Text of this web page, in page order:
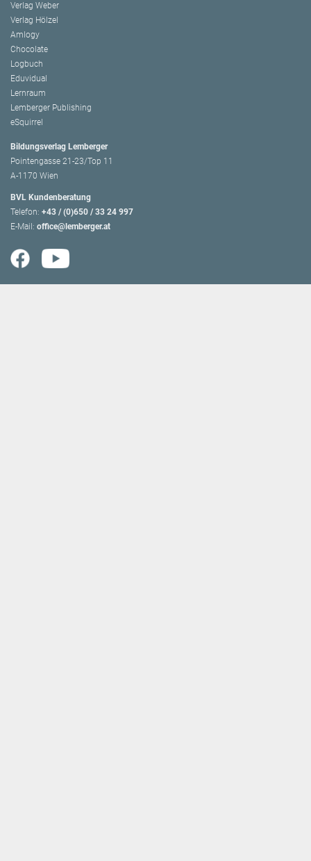
Verlag Weber
Verlag Hölzel
Amlogy
Chocolate
Logbuch
Eduvidual
Lernraum
Lemberger Publishing
eSquirrel
Bildungsverlag Lemberger
Pointengasse 21-23/Top 11
A-1170 Wien
BVL Kundenberatung
Telefon: +43 / (0)650 / 33 24 997
E-Mail: office@lemberger.at